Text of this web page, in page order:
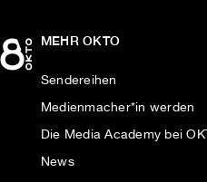
MEHR OKTO
Sendereihen
Medienmacher*in werden
Die Media Academy bei
News